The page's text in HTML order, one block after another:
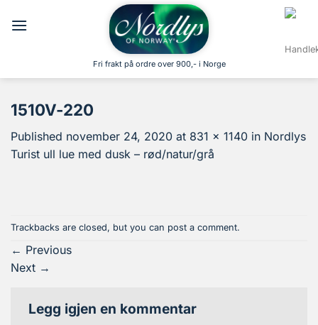
Fri frakt på ordre over 900,- i Norge
1510V-220
Published november 24, 2020 at 831 × 1140 in Nordlys
Turist ull lue med dusk – rød/natur/grå
Trackbacks are closed, but you can post a comment.
← Previous
Next →
Legg igjen en kommentar